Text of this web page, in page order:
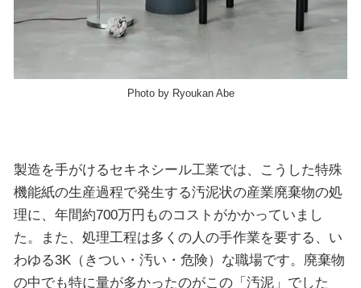
Photo by Ryoukan Abe
製造を手がけるセキネシール工業では、こうした特殊
機能紙の生産過程で発生する汚泥状の産業廃棄物の処
理に、年間約700万円ものコストがかかっていまし
た。また、処理工程は多くの人の手作業を要する、い
わゆる3K（きつい・汚い・危険）な職場です。廃棄物
の中でも特に量が多かったのがこの「汚泥」でした